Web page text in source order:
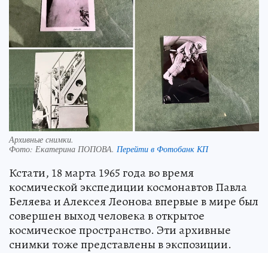
Архивные снимки.
Фото: Екатерина ПОПОВА. Перейти в Фотобанк КП
Кстати, 18 марта 1965 года во время
космической экспедиции космонавтов Павла
Беляева и Алексея Леонова впервые в мире был
совершен выход человека в открытое
космическое пространство. Эти архивные
снимки тоже представлены в экспозиции.